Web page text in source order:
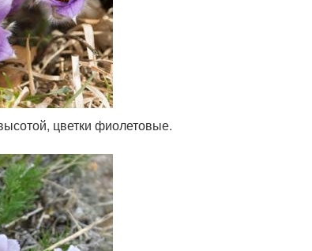
цветки фиолетовые.